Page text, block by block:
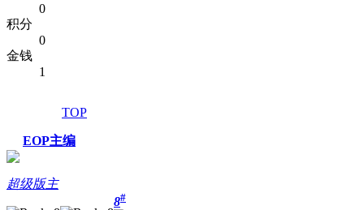
0
积分
0
金钱
1
TOP
EOP主编
超级版主
8#